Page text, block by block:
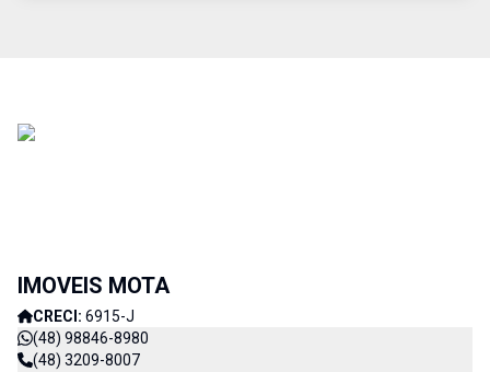
IMOVEIS MOTA
CRECI: 6915-J
(48) 98846-8980
(48) 3209-8007